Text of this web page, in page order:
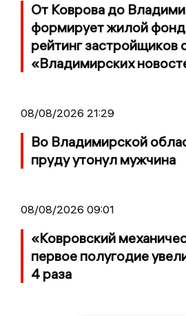
От Коврова до
формирует жилой фонд
рейтинг застройщиков
«Владимирских
08/08/2026 21:29
Во Владимирской
пруду утонул мужчина
08/08/2026 09:01
«Ковровский
первое полугодие
4 раза